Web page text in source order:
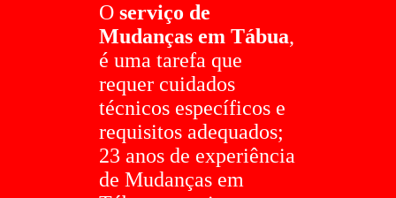
O serviço de
Mudanças em Tábua,
é uma tarefa que
requer cuidados
técnicos específicos e
requisitos adequados;
23 anos de experiência
de Mudanças em